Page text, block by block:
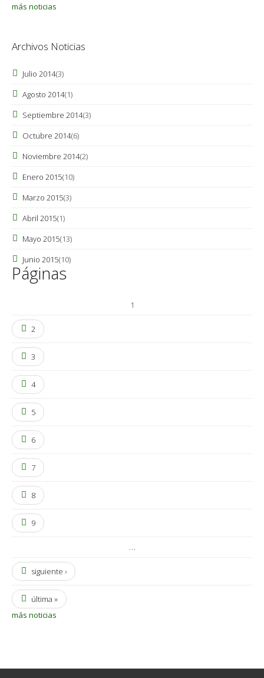
más noticias
Archivos Noticias
Julio 2014(3)
Agosto 2014(1)
Septiembre 2014(3)
Octubre 2014(6)
Noviembre 2014(2)
Enero 2015(10)
Marzo 2015(3)
Abril 2015(1)
Mayo 2015(13)
Junio 2015(10)
Páginas
1
2
3
4
5
6
7
8
9
…
siguiente ›
última »
más noticias